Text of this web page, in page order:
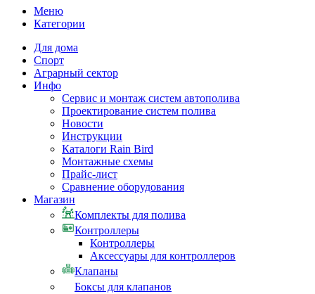
Меню
Категории
Для дома
Спорт
Аграрный сектор
Инфо
Сервис и монтаж систем автополива
Проектирование систем полива
Новости
Инструкции
Каталоги Rain Bird
Монтажные схемы
Прайс-лист
Сравнение оборудования
Магазин
Комплекты для полива
Контроллеры
Контроллеры
Аксессуары для контроллеров
Клапаны
Боксы для клапанов